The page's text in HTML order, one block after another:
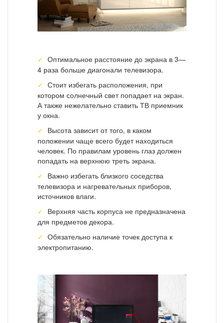
Оптимальное расстояние до экрана в 3—
4 раза больше диагонали телевизора.
Стоит избегать расположения, при
котором солнечный свет попадает на экран.
А также нежелательно ставить ТВ приемник
у окна.
Высота зависит от того, в каком
положении чаще всего будет находиться
человек. По правилам уровень глаз должен
попадать на верхнюю треть экрана.
Важно избегать близкого соседства
телевизора и нагревательных приборов,
источников влаги.
Верхняя часть корпуса не предназначена
для предметов декора.
Обязательно наличие точек доступа к
электропитанию.